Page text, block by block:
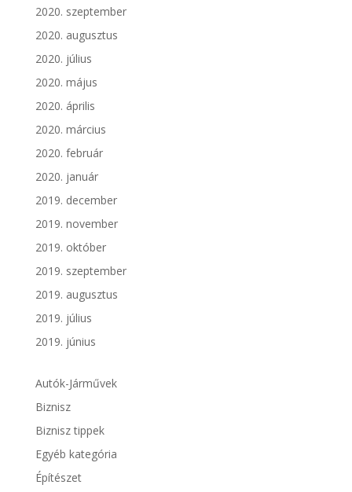
2020. szeptember
2020. augusztus
2020. július
2020. május
2020. április
2020. március
2020. február
2020. január
2019. december
2019. november
2019. október
2019. szeptember
2019. augusztus
2019. július
2019. június
Autók-Járművek
Biznisz
Biznisz tippek
Egyéb kategória
Építészet